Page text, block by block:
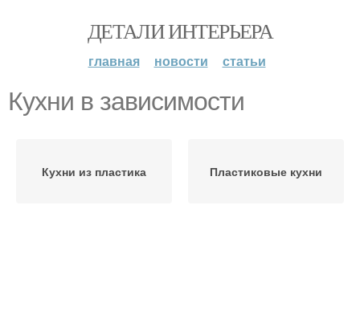
ДЕТАЛИ ИНТЕРЬЕРА
главная новости статьи
Кухни в зависимости
Кухни из пластика Пластиковые кухни